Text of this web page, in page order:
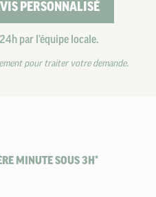
PERSONNALISÉ
par l'équipe locale.
pour traiter votre demande.
MINUTE SOUS 3H*